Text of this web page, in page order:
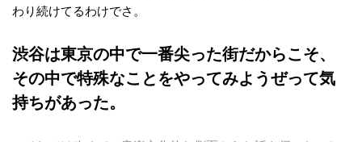
わり続けてるわけでさ。
渋谷は東京の中で一番尖った街だからこそ、
その中で特殊なことをやってみようぜって気
持ちがあった。